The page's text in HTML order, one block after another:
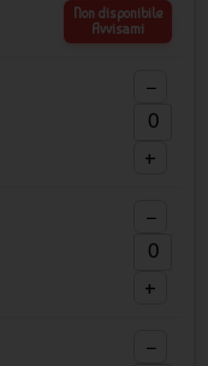
Non disponibile
Avvisami
−
+
−
+
−